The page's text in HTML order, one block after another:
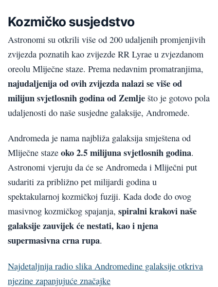
Kozmičko susjedstvo
Astronomi su otkrili više od 200 udaljenih promjenjivih
zvijezda poznatih kao zvijezde RR Lyrae u zvjezdanom
oreolu Mliječne staze. Prema nedavnim promatranjima,
najudaljenija od ovih zvijezda nalazi se više od
milijun svjetlosnih godina od Zemlje što je gotovo pola
udaljenosti do naše susjedne galaksije, Andromede.
Andromeda je nama najbliža galaksija smještena od
Mliječne staze oko 2.5 milijuna svjetlosnih godina.
Astronomi vjeruju da će se Andromeda i Mliječni put
sudariti za približno pet milijardi godina u
spektakularnoj kozmičkoj fuziji. Kada dođe do ovog
masivnog kozmičkog spajanja, spiralni krakovi naše
galaksije zauvijek će nestati, kao i njena
supermasivna crna rupa.
Najdetaljnija radio slika Andromedine galaksije otkriva
njezine zapanjujuće značajke